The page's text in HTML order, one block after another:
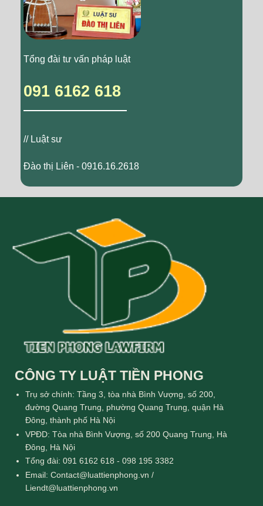
Tổng đài tư vấn pháp luật
091 6162 618
// Luật sư
Đào thị Liên - 0916.16.2618
CÔNG TY LUẬT TIỀN PHONG
Trụ sở chính: Tầng 3, tòa nhà Bình Vượng, số 200,
đường Quang Trung, phường Quang Trung, quận Hà
Đông, thành phố Hà Nội
VPĐD: Tòa nhà Bình Vượng, số 200 Quang Trung, Hà
Đông, Hà Nội
Tổng đài: 091 6162 618 - 098 195 3382
Email: Contact@luattienphong.vn /
Liendt@luattienphong.vn